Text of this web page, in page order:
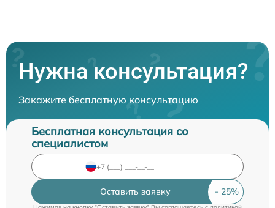
Нужна консультация?
Закажите бесплатную консультацию
Бесплатная консультация со
специалистом
Оставить заявку